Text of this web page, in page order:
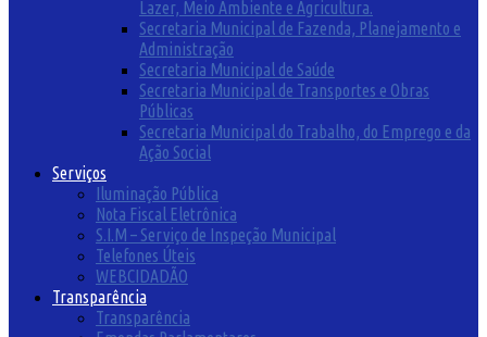
Lazer, Meio Ambiente e Agricultura.
Secretaria Municipal de Fazenda, Planejamento e
Administração
Secretaria Municipal de Saúde
Secretaria Municipal de Transportes e Obras
Públicas
Secretaria Municipal do Trabalho, do Emprego e da
Ação Social
Serviços
Iluminação Pública
Nota Fiscal Eletrônica
S.I.M – Serviço de Inspeção Municipal
Telefones Úteis
WEBCIDADÃO
Transparência
Transparência